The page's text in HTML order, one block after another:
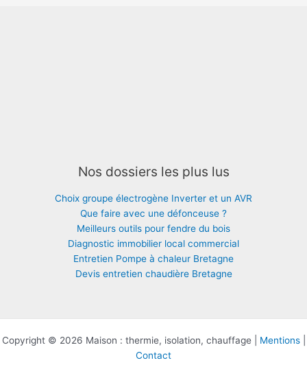
Nos dossiers les plus lus
Choix groupe électrogène Inverter et un AVR
Que faire avec une défonceuse ?
Meilleurs outils pour fendre du bois
Diagnostic immobilier local commercial
Entretien Pompe à chaleur Bretagne
Devis entretien chaudière Bretagne
Copyright © 2026 Maison : thermie, isolation, chauffage | Mentions|
Contact